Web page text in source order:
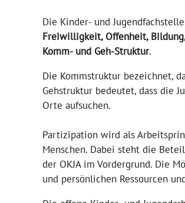
Die Kinder- und
Freiwilligkeit, Offenheit,
Komm- und Geh-Struktur.
Die Kommstruktur bezeichnet,
Gehstruktur bedeutet, dass die
Orte aufsuchen.
Partizipation wird als
Menschen. Dabei steht die
der OKJA im Vordergrund. Die
und persönlichen Ressourcen